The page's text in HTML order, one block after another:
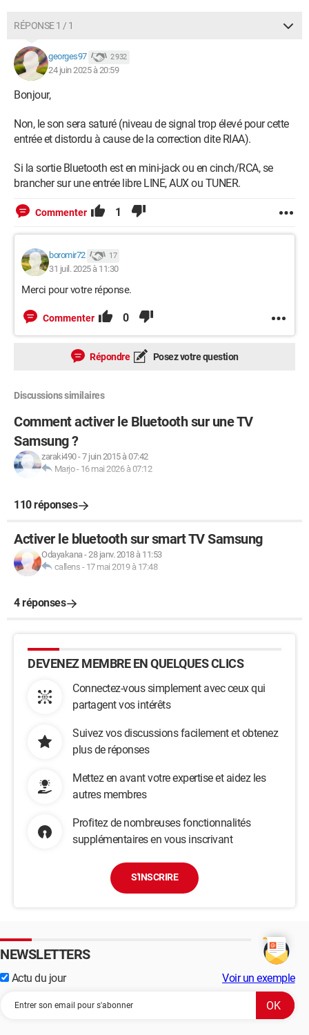
RÉPONSE 1 / 1
georges97 2 932
24 juin 2025 à 20:59
Bonjour,
Non, le son sera saturé (niveau de signal trop élevé pour cette
entrée et distordu à cause de la correction dite RIAA).
Si la sortie Bluetooth est en mini-jack ou en cinch/RCA, se
brancher sur une entrée libre LINE, AUX ou TUNER.
Commenter 1
boromir72 17
31 juil. 2025 à 11:30
Merci pour votre réponse.
Commenter 0
Répondre Posez votre question
Discussions similaires
Comment activer le Bluetooth sur une TV
Samsung ?
zaraki490-7 juin 2015 à 07:42
Marjo- 16 mai 2026 à 07:12
110 réponses
Activer le bluetooth sur smart TV Samsung
Odayakana-28 janv. 2018 à 11:53
callens - 17 mai 2019 à 17:48
4 réponses
DEVENEZ MEMBRE EN QUELQUES CLICS
Connectez-vous simplement avec ceux qui
partagent vos intérêts
Suivez vos discussions facilement et obtenez
plus de réponses
Mettez en avant votre expertise et aidez les
autres membres
Profitez de nombreuses fonctionnalités
supplémentaires en vous inscrivant
S'INSCRIRE
NEWSLETTERS
Actu du jour Voir un exemple